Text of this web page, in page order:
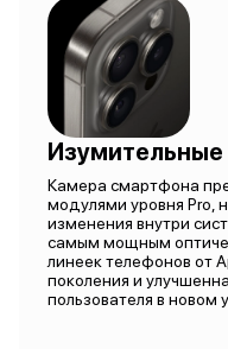
Изумительные
Камера смартфона
модулями уровня Pro,
изменения внутри
самым мощным
линеек телефонов от
поколения и
пользователя в новом